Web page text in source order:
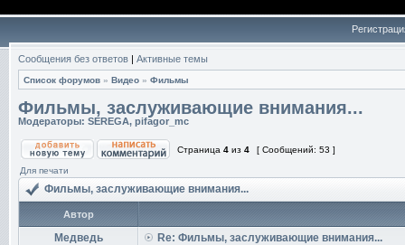
Сообщения без ответов | Активные темы
Список форумов » Видео » Фильмы
Фильмы, заслуживающие внимания...
Модераторы: SEREGA, pifagor_mc
Страница 4 из 4 [ Сообщений: 53 ]
Для печати
Фильмы, заслуживающие внимания...
Автор
Медведь
Re: Фильмы, заслуживающие внимания...